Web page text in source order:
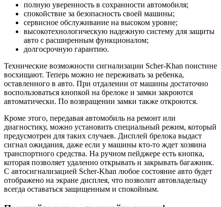
полную уверенность в сохранности автомобиля;
спокойствие за безопасность своей машины;
сервисное обслуживание на высоком уровне;
высокотехнологическую надежную систему для защиты
авто с расширенным функционалом;
долгосрочную гарантию.
Технические возможности сигнализации Scher-Khan поистине
восхищают. Теперь можно не переживать за ребенка,
оставленного в авто. При отдалении от машины достаточно
воспользоваться кнопкой на брелоке и замки закроются
автоматически. По возвращении замки также откроются.
Кроме этого, передавая автомобиль на ремонт или
диагностику, можно установить специальный режим, который
предусмотрен для таких случаев. Дисплей брелока выдаст
сигнал ожидания, даже если у машины кто-то ждет хозяина
транспортного средства. На ручном пейджере есть кнопка,
которая позволяет удаленно открывать и закрывать багажник.
С автосигнализацией Scher-Khan любое состояние авто будет
отображено на экране дисплея, что позволит автовладельцу
всегда оставаться защищенным и спокойным.